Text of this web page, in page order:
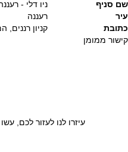
שם סניף
ניו דלי -
עיר
רעננה
כתובת
קניון רננים,
קישור ממומן
עיזרו לנו לעזור לכם,